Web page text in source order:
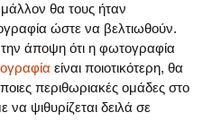
μάλλον θα τους ήταν
ώστε να βελτιωθούν.
άποψη ότι η φωτογραφία
είναι ποιοτικότερη, θα
περιθωριακές ομάδες στο
να ψιθυρίζεται δειλά σε